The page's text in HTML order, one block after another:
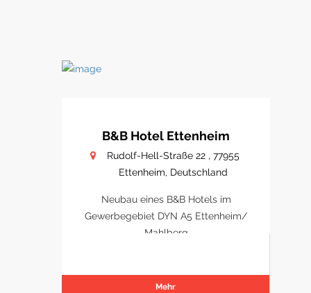
B&B Hotel Ettenheim
Rudolf-Hell-Straße 22 , 77955
Ettenheim, Deutschland
Neubau eines B&B Hotels im
Gewerbegebiet DYN A5 Ettenheim/
Mahlberg
Mehr